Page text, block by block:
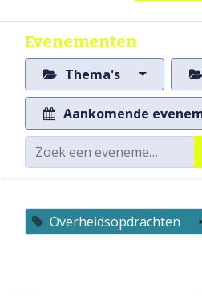
Evenementen
Thema's
Aankomende
Overheidsopdrachten